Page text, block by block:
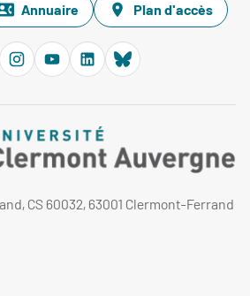
Annuaire Plan d'accès
CS 60032, 63001 Clermont-Ferrand